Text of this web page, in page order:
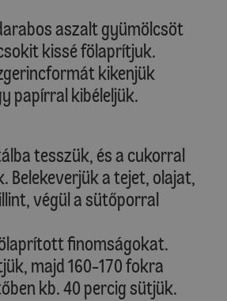
aszalt gyümölcsöt
kissé fölaprítjuk.
kikenjük
papírral kibéleljük.
tesszük, és a cukorral
Belekeverjük a tejet, olajat,
végül a sütőporral
finomságokat.
majd 160-170 fokra
kb. 40 percig sütjük.